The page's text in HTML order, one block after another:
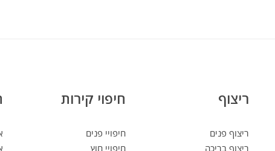
ריצוף
ריצוף פנים
ריצוף בריכה
חיפוי קירות
חיפויי פנים
חיפויי חוץ